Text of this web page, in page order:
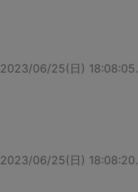
2023/06/25(日)
2023/06/25(日)